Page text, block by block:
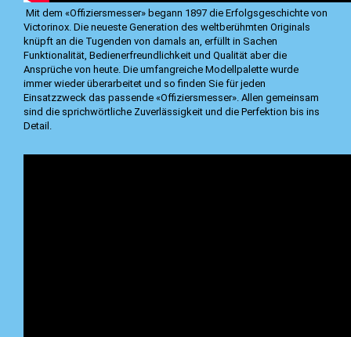
Mit dem «Offiziersmesser» begann 1897 die Erfolgsgeschichte von
Victorinox. Die neueste Generation des weltberühmten Originals
knüpft an die Tugenden von damals an, erfüllt in Sachen
Funktionalität, Bedienerfreundlichkeit und Qualität aber die
Ansprüche von heute. Die umfangreiche Modellpalette wurde
immer wieder überarbeitet und so finden Sie für jeden
Einsatzzweck das passende «Offiziersmesser». Allen gemeinsam
sind die sprichwörtliche Zuverlässigkeit und die Perfektion bis ins
Detail.